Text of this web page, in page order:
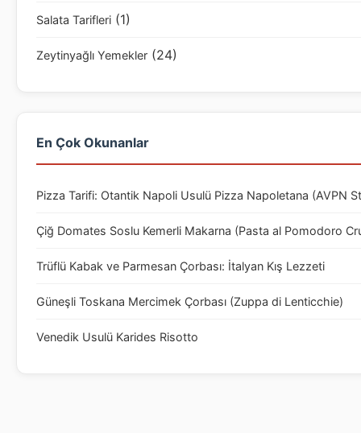
Salata Tarifleri (1)
Zeytinyağlı Yemekler (24)
En Çok Okunanlar
Pizza Tarifi: Otantik Napoli Usulü Pizza Napoletana (AVPN
Çiğ Domates Soslu Kemerli Makarna (Pasta al Pomodoro
Trüflü Kabak ve Parmesan Çorbası: İtalyan Kış Lezzeti
Güneşli Toskana Mercimek Çorbası (Zuppa di Lenticchie)
Venedik Usulü Karides Risotto